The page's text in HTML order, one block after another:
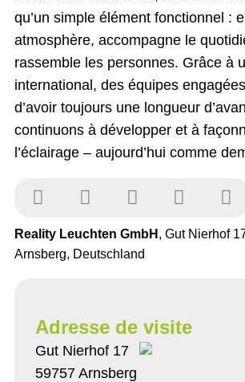
qu’un simple élément fonctionnel :
atmosphère, accompagne le
rassemble les personnes. Grâce à
international, des équipes
d’avoir toujours une longueur
continuons à développer et à
l’éclairage – aujourd’hui comme
Reality Leuchten GmbH , Gut Nierhof
Arnsberg, Deutschland
Adresse de visite
Gut Nierhof 17
59757 Arnsberg